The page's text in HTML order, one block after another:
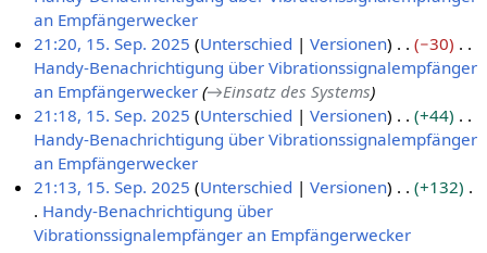
5
an Empfängerwecker
K
e
i
n
e
B
e
a
r
21:20, 15. Sep. 2025 Unterschied Versionen
−30
Handy-Benachrichtigung über Vibrationssignalempfänger
an Empfängerwecker →Einsatz des Systems
21:18, 15. Sep. 2025 Unterschied Versionen
+44
Handy-Benachrichtigung über Vibrationssignalempfänger
an Empfängerwecker
K
e
i
21:13, 15. Sep. 2025 Unterschied Versionen
+132
Handy-Benachrichtigung über
Vibrationssignalempfänger an Empfängerwecker